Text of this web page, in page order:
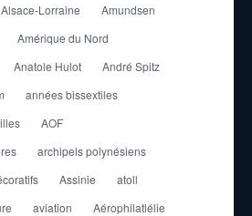
Alsace-Lorraine
Amundsen
Amérique du Nord
Anatole Hulot
André Spitz
années bissextiles
AOF
archipels polynésiens
Assinie
atoll
aviation
Aérophilatlélie